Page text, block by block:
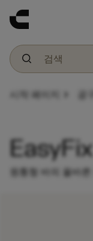
chevron_right
EasyFix
원통형 바의 올바